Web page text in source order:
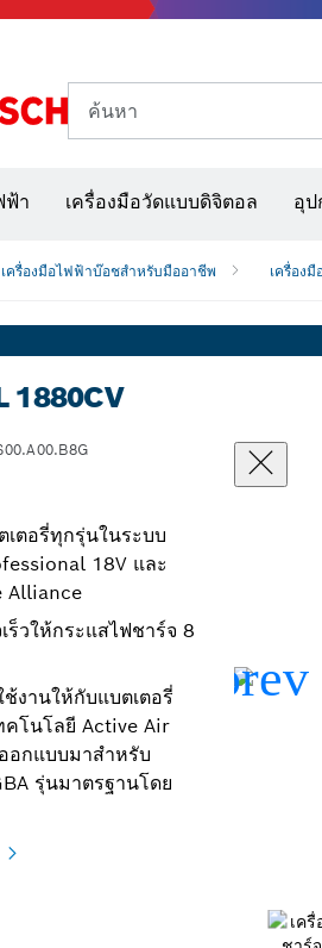
ค้นหา
ฟ้า เครื่องมือวัดแบบดิจิตอล อุ
เครื่องมือไฟฟ้าบ๊อชสำหรับมืออาชีพ เครื่องมื
1880CV
เตอรี่ทุกรุ่นในระบบ
18V และ
Alliance
ร็วให้กระแสไฟชาร์จ 8
งานให้กับแบตเตอรี่
คโนโลยี Active Air
อกแบบมาสำหรับ
รุ่นมาตรฐานโดย